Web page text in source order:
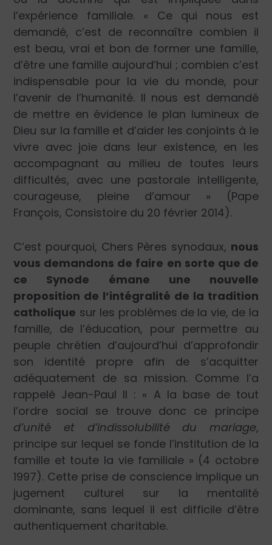
l’expérience familiale. « Ce qui nous est
demandé, c’est de reconnaître combien il
est beau, vrai et bon de former une famille,
d’être une famille aujourd’hui ; combien c’est
indispensable pour la vie du monde, pour
l’avenir de l’humanité. Il nous est demandé
de mettre en évidence le plan lumineux de
Dieu sur la famille et d’aider les conjoints à le
vivre avec joie dans leur existence, en les
accompagnant au milieu de toutes leurs
difficultés, avec une pastorale intelligente,
courageuse, pleine d’amour » (Pape
François, Consistoire du 20 février 2014).
C’est pourquoi, Chers Pères synodaux, nous
vous demandons de faire en sorte que de
ce Synode émane une nouvelle
proposition de l’intégralité de la tradition
catholique sur les problèmes de la vie, de la
famille, de l’éducation, pour permettre au
peuple chrétien d’aujourd’hui d’approfondir
son identité propre afin de s’acquitter
adéquatement de sa mission. Comme l’a
rappelé Jean-Paul II : « A la base de tout
l’ordre social se trouve donc ce principe
d’unité et d’indissolubilité du mariage,
principe sur lequel se fonde l’institution de la
famille et toute la vie familiale » (4 octobre
1997). Cette prise de conscience implique un
jugement culturel sur la mentalité
dominante, sans lequel il est difficile d’être
authentiquement charitable.